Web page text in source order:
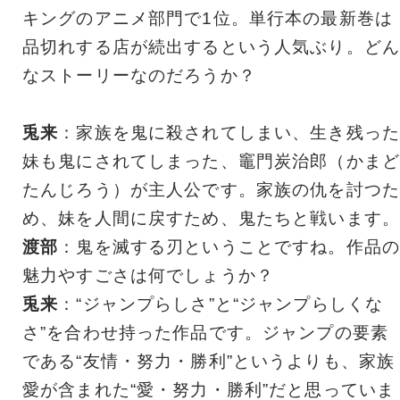
キングのアニメ部門で1位。単行本の最新巻は
品切れする店が続出するという人気ぶり。どん
なストーリーなのだろうか？
兎来 ：家族を鬼に殺されてしまい、生き残った
妹も鬼にされてしまった、竈門炭治郎（かまど
たんじろう）が主人公です。家族の仇を討つた
め、妹を人間に戻すため、鬼たちと戦います。
渡部 ：鬼を滅する刃ということですね。作品の
魅力やすごさは何でしょうか？
兎来 ：“ジャンプらしさ”と“ジャンプらしくな
さ”を合わせ持った作品です。ジャンプの要素
である“友情・努力・勝利”というよりも、家族
愛が含まれた“愛・努力・勝利”だと思っていま